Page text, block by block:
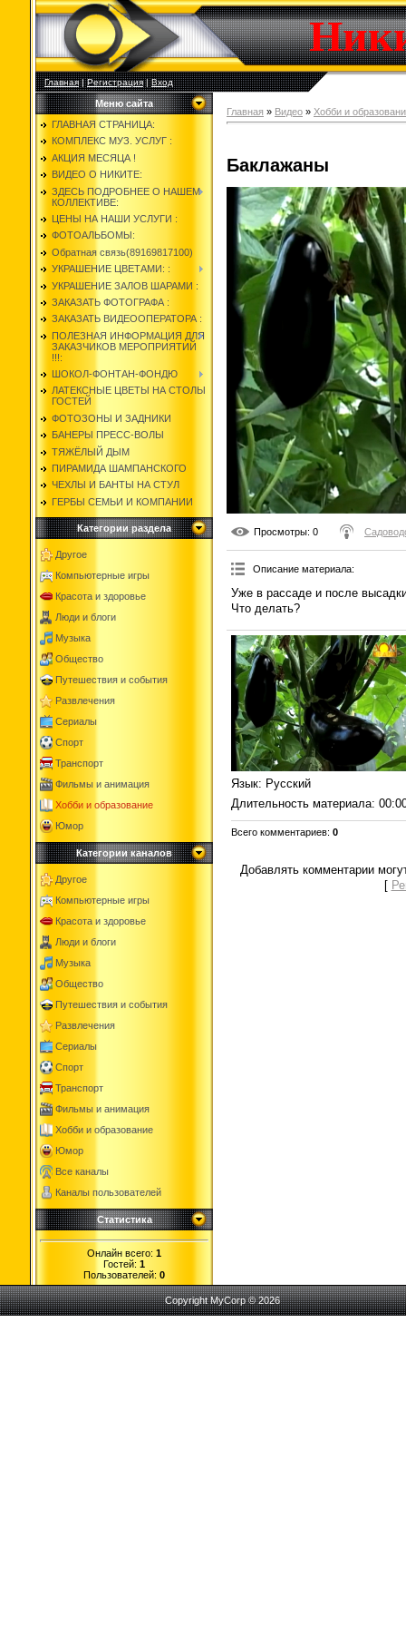
Главная|Регистрация|Вход
Меню сайта
ГЛАВНАЯ СТРАНИЦА:
КОМПЛЕКС МУЗ. УСЛУГ :
АКЦИЯ МЕСЯЦА !
ВИДЕО О НИКИТЕ:
ЗДЕСЬ ПОДРОБНЕЕ О НАШЕМ
КОЛЛЕКТИВЕ:
ЦЕНЫ НА НАШИ УСЛУГИ :
ФОТОАЛЬБОМЫ:
Обратная связь(89169817100)
УКРАШЕНИЕ ЦВЕТАМИ: :
УКРАШЕНИЕ ЗАЛОВ ШАРАМИ :
ЗАКАЗАТЬ ФОТОГРАФА :
ЗАКАЗАТЬ ВИДЕООПЕРАТОРА :
ПОЛЕЗНАЯ ИНФОРМАЦИЯ ДЛЯ
ЗАКАЗЧИКОВ МЕРОПРИЯТИЙ
!!!:
ШОКОЛ-ФОНТАН-ФОНДЮ
ЛАТЕКСНЫЕ ЦВЕТЫ НА СТОЛЫ
ГОСТЕЙ
ФОТОЗОНЫ И ЗАДНИКИ
БАНЕРЫ ПРЕСС-ВОЛЫ
ТЯЖЁЛЫЙ ДЫМ
ПИРАМИДА ШАМПАНСКОГО
ЧЕХЛЫ И БАНТЫ НА СТУЛ
ГЕРБЫ СЕМЬИ И КОМПАНИИ
Категории раздела
Другое
Компьютерные игры
Красота и здоровье
Люди и блоги
Музыка
Общество
Путешествия и события
Развлечения
Сериалы
Спорт
Транспорт
Фильмы и анимация
Хобби и образование
Юмор
Категории каналов
Другое
Компьютерные игры
Красота и здоровье
Люди и блоги
Музыка
Общество
Путешествия и события
Развлечения
Сериалы
Спорт
Транспорт
Фильмы и анимация
Хобби и образование
Юмор
Все каналы
Каналы пользователей
Статистика
Онлайн всего: 1
Гостей: 1
Пользователей: 0
Главная » Видео » Хобби и
Баклажаны
Просмотры: 0
Описание материала:
Уже в рассаде и после
Что делать?
Язык: Русский
Длительность материала:
Всего комментариев: 0
Добавлять комментарии
[
Copyright MyCorp © 2026